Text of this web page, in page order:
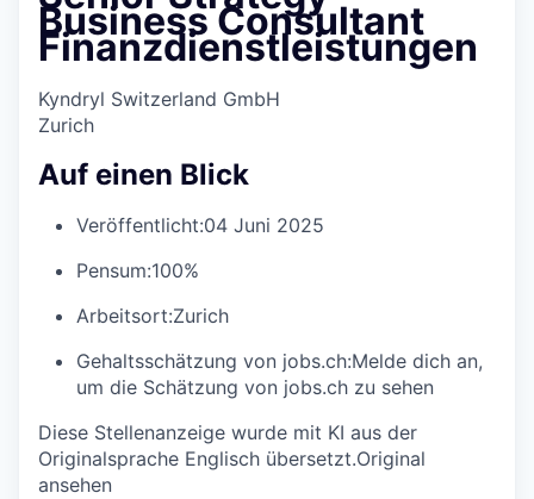
Business Consultant
Finanzdienstleistungen
Kyndryl Switzerland GmbH
Zurich
Auf einen Blick
Veröffentlicht:04 Juni 2025
Pensum:100%
Arbeitsort:Zurich
Gehaltsschätzung von jobs.ch:Melde dich an,
um die Schätzung von jobs.ch zu sehen
Diese Stellenanzeige wurde mit KI aus der
Originalsprache Englisch übersetzt.Original
ansehen